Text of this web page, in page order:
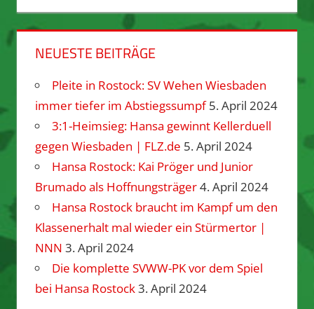
NEUESTE BEITRÄGE
Pleite in Rostock: SV Wehen Wiesbaden
immer tiefer im Abstiegssumpf 5. April 2024
3:1-Heimsieg: Hansa gewinnt Kellerduell
gegen Wiesbaden | FLZ.de 5. April 2024
Hansa Rostock: Kai Pröger und Junior
Brumado als Hoffnungsträger4. April 2024
Hansa Rostock braucht im Kampf um den
Klassenerhalt mal wieder ein Stürmertor |
NNN 3. April 2024
Die komplette SVWW-PK vor dem Spiel
bei Hansa Rostock3. April 2024